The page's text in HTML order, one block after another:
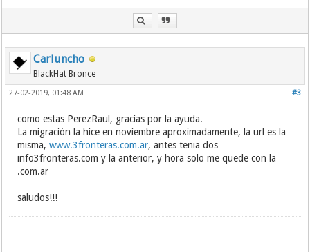
Carluncho
BlackHat Bronce
#3
27-02-2019, 01:48 AM
como estas PerezRaul, gracias por la ayuda.
La migración la hice en noviembre aproximadamente, la url es la
misma,www.3fronteras.com.ar, antes tenia dos
info3fronteras.com y la anterior, y hora solo me quede con la
.com.ar
saludos!!!